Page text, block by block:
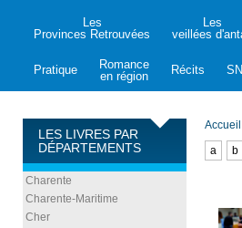
Les
Provinces Retrouvées
Les
veillées
Pratique
Romance
en région
Récits
LES LIVRES PAR
DÉPARTEMENTS
Charente
Charente-Maritime
Cher
Accueil
a
b